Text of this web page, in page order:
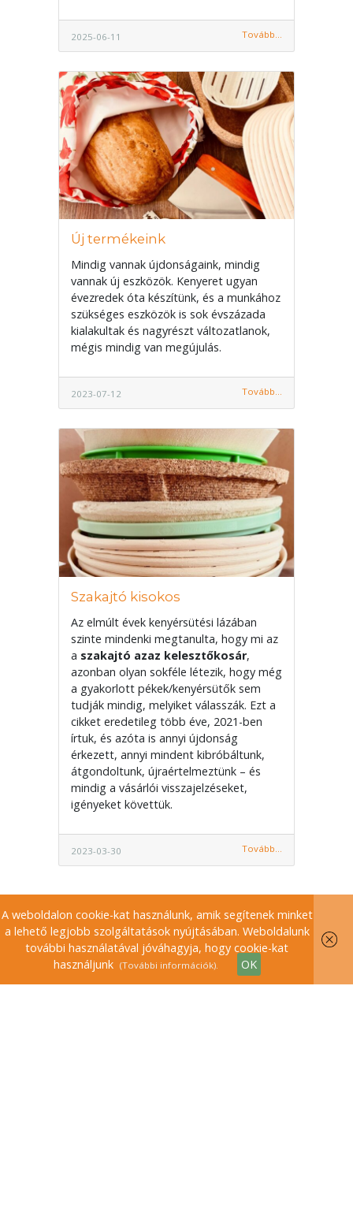
2025-06-11 Tovább...
Új termékeink
Mindig vannak újdonságaink, mindig
vannak új eszközök. Kenyeret ugyan
évezredek óta készítünk, és a munkához
szükséges eszközök is sok évszázada
kialakultak és nagyrészt változatlanok,
mégis mindig van megújulás.
2023-07-12 Tovább...
Szakajtó kisokos
Az elmúlt évek kenyérsütési lázában
szinte mindenki megtanulta, hogy mi az
a szakajtó azaz kelesztőkosár,
azonban olyan sokféle létezik, hogy még
a gyakorlott pékek/kenyérsütők sem
tudják mindig, melyiket válasszák. Ezt a
cikket eredetileg több éve, 2021-ben
írtuk, és azóta is annyi újdonság
érkezett, annyi mindent kibróbáltunk,
átgondoltunk, újraértelmeztünk – és
mindig a vásárlói visszajelzéseket,
igényeket követtük.
2023-03-30 Tovább...
A weboldalon cookie-kat használunk, amik segítenek minket
a lehető legjobb szolgáltatások nyújtásában. Weboldalunk
további használatával jóváhagyja, hogy cookie-kat
használjunk (További információk). OK